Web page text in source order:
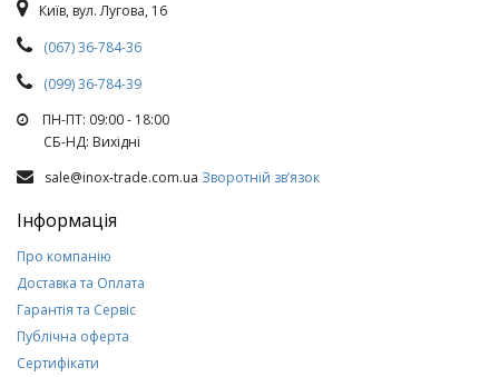
Київ, вул. Лугова, 16
(067) 36-784-36
(099) 36-784-39
ПН-ПТ: 09:00 - 18:00
СБ-НД: Вихiднi
sale@inox-trade.com.ua Зворотній зв’язок
Інформація
Про компанію
Доставка та Оплата
Гарантія та Сервіс
Публічна оферта
Сертифікати